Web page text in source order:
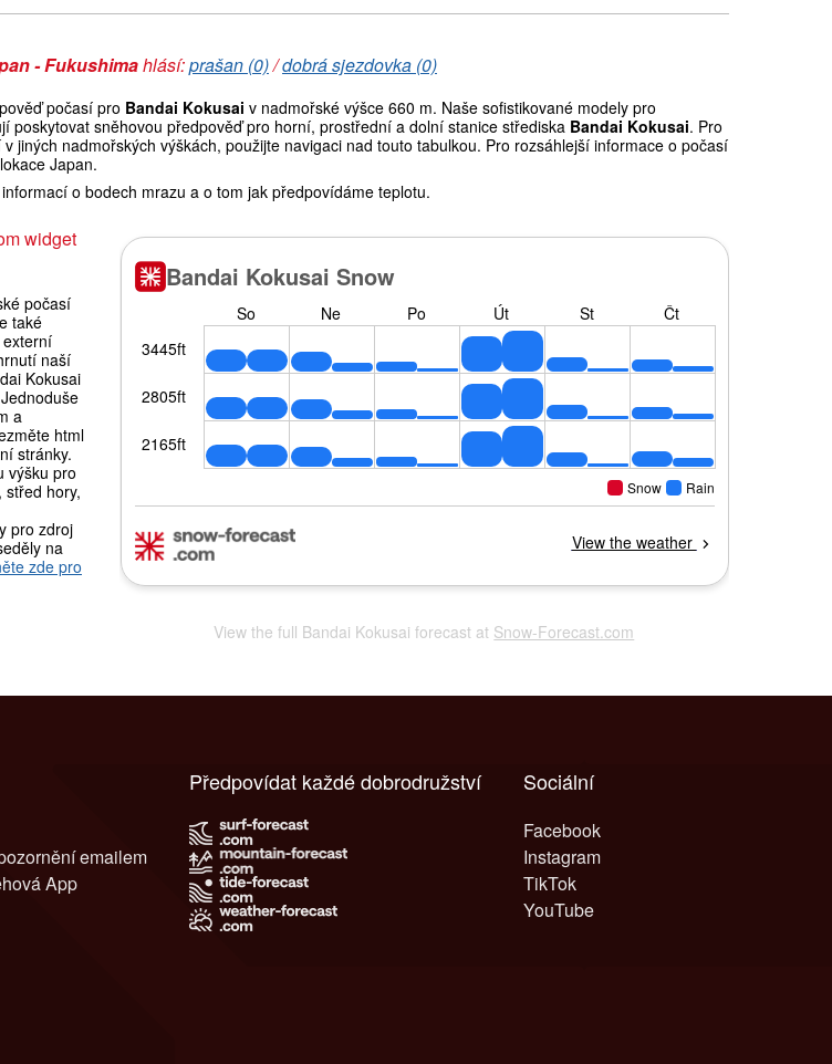
- Fukushimahlásí:prašan (0)/dobrá sjezdovka (0)
počasí pro Bandai Kokusai v nadmořské výšce 660 m. Naše sofistikované modely pro
poskytovat sněhovou předpověď pro horní, prostřední a dolní stanice střediska Bandai Kokusai. Pro
jiných nadmořských výškách, použijte navigaci nad touto tabulkou. Pro rozsáhlejší informace o počasí
Japan.
o bodech mrazu a o tom jak předpovídáme teplotu.
widget
počasí
také
naší
Kokusai
a
html
stránky.
výšku pro
střed hory,
pro zdroj
na
zde pro
View the full Bandai Kokusai forecast at Snow-Forecast.com
emailem
App
Sociální
Facebook
Instagram
TikTok
YouTube
Předpovídat každé dobrodružství